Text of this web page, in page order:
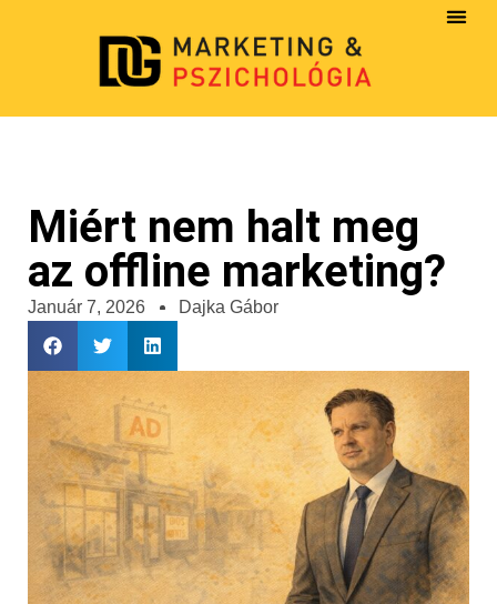
Miért nem halt meg
az offline marketing?
Január 7, 2026 Dajka Gábor